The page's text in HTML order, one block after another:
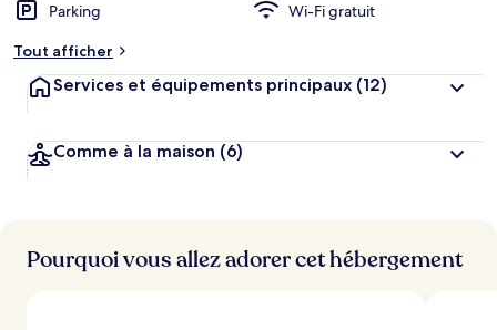
Parking
Wi-Fi gratuit
Tout afficher
Services et équipements principaux (12)
Comme à la maison (6)
Pourquoi vous allez adorer cet hébergement